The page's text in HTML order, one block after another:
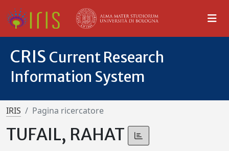
CRIS Current Research
Information System
IRIS Pagina ricercatore
TUFAIL, RAHAT